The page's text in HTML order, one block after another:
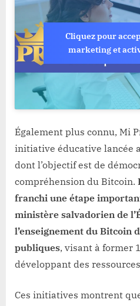
Cliquez pour
marketing et
Également plus connu, Mi
initiative éducative lancée
dont l’objectif est de
compréhension du Bitcoin.
franchi une étape
ministère salvadorien de
l’enseignement du Bitcoin
publiques, visant à former
développant des
Ces initiatives montrent